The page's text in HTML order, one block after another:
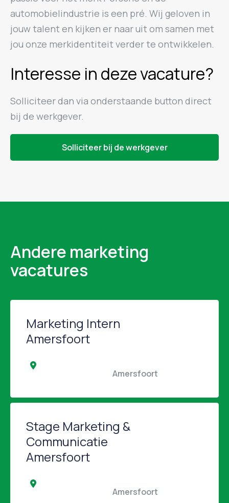
automobielindustrie is een pré. Wij geloven in
jouw talent en kijken er naar uit om samen met
jou onze merkidentiteit verder te ontwikkelen.
Interesse in deze vacature?
Solliciteer dan via onderstaande button direct
bij de werkgever.
Solliciteer bij de werkgever
Andere marketing
vacatures
Marketing Intern
Amersfoort
Stage Marketing &
Communicatie
Amersfoort